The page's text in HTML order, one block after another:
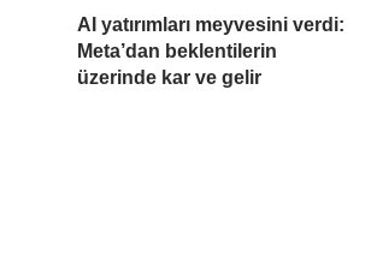
AI yatırımları meyvesini verdi:
Meta’dan beklentilerin
üzerinde kar ve gelir